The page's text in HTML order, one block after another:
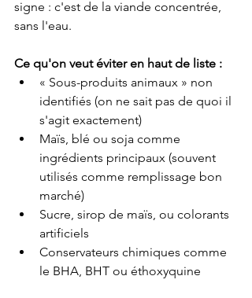
signe : c'est de la viande concentrée,
sans l'eau.
Ce qu'on veut éviter en haut de liste :
« Sous-produits animaux » non
identifiés (on ne sait pas de quoi il
s'agit exactement)
Maïs, blé ou soja comme
ingrédients principaux (souvent
utilisés comme remplissage bon
marché)
Sucre, sirop de maïs, ou colorants
artificiels
Conservateurs chimiques comme
le BHA, BHT ou éthoxyquine